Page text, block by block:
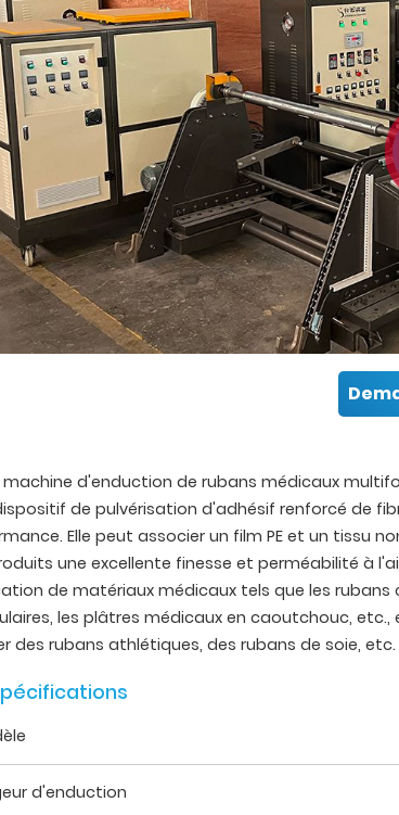
d'enduction de rubans médicaux
de pulvérisation d'adhésif renforcé de
Elle peut associer un film PE et un tissu
une excellente finesse et perméabilité à
de matériaux médicaux tels que les rubans
les plâtres médicaux en caoutchouc, etc.,
des rubans athlétiques, des rubans de soie, etc.
d'enduction